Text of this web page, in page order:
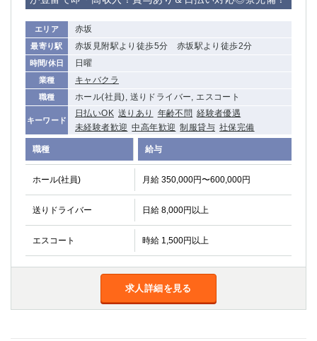
エリア 赤坂
最寄り駅 赤坂見附駅より徒歩5分 赤坂駅より徒歩2分
時間/休日 日曜
業種 キャバクラ
職種 ホール(社員), 送りドライバー, エスコート
キーワード
日払いOK 送りあり 年齢不問 経験者優遇
未経験者歓迎 中高年歓迎 制服貸与 社保完備
職種 給与
ホール(社員) 月給 350,000円〜600,000円
送りドライバー 日給 8,000円以上
エスコート 時給 1,500円以上
求人詳細を見る
高崎 館林
該当求人 0件